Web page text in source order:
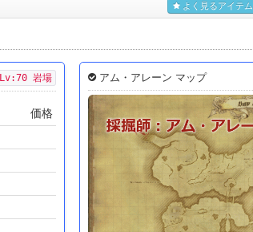
よく見るアイテム
Lv:70 岩場
価格
アム・アレーン マップ